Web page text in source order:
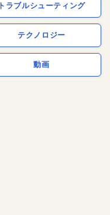
トラブルシューティング
テクノロジー
動画